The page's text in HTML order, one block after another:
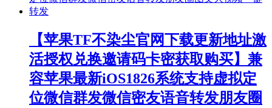
【苹果TF不染尘官网下载更新地址激
活授权兑换邀请码卡密获取购买】兼
容苹果最新iOS1826系统支持虚拟定
位微信群发微信密友语音转发朋友圈